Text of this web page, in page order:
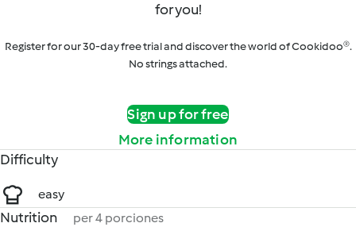
for you!
Register for our 30-day free trial and discover the world of Cookidoo®.
No strings attached.
Sign up for free
More information
Difficulty
easy
Nutrition per 4 porciones